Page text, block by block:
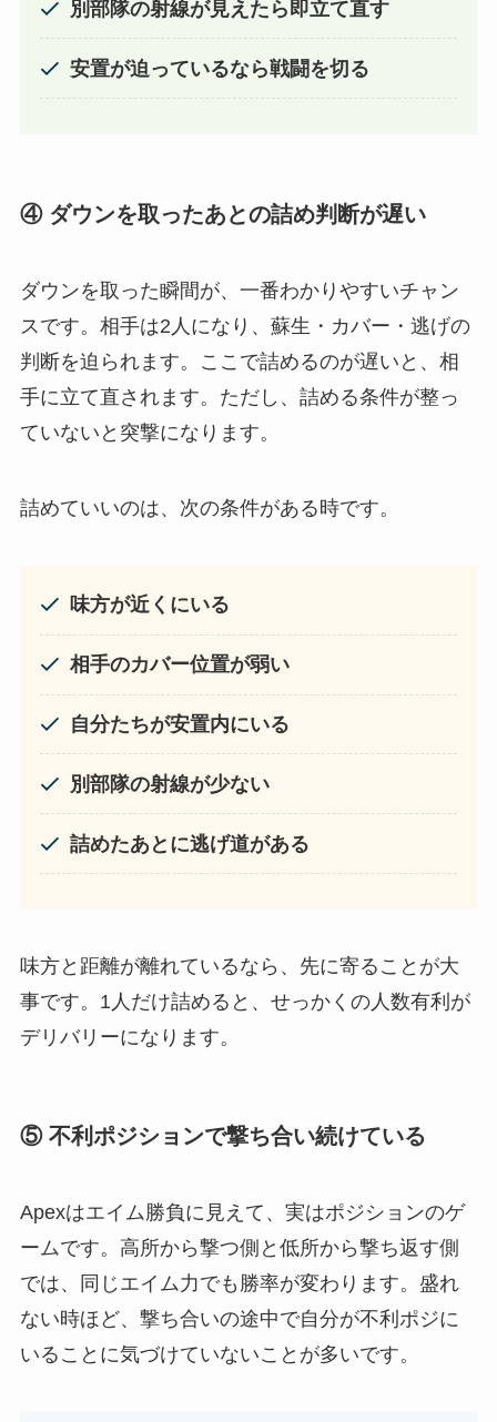
別部隊の射線が見えたら即立て直す
安置が迫っているなら戦闘を切る
④ ダウンを取ったあとの詰め判断が遅い
ダウンを取った瞬間が、一番わかりやすいチャン
スです。相手は2人になり、蘇生・カバー・逃げの
判断を迫られます。ここで詰めるのが遅いと、相
手に立て直されます。ただし、詰める条件が整っ
ていないと突撃になります。
詰めていいのは、次の条件がある時です。
味方が近くにいる
相手のカバー位置が弱い
自分たちが安置内にいる
別部隊の射線が少ない
詰めたあとに逃げ道がある
味方と距離が離れているなら、先に寄ることが大
事です。1人だけ詰めると、せっかくの人数有利が
デリバリーになります。
⑤ 不利ポジションで撃ち合い続けている
Apexはエイム勝負に見えて、実はポジションのゲ
ームです。高所から撃つ側と低所から撃ち返す側
では、同じエイム力でも勝率が変わります。盛れ
ない時ほど、撃ち合いの途中で自分が不利ポジに
いることに気づけていないことが多いです。